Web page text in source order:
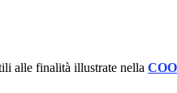
alle finalità illustrate nella